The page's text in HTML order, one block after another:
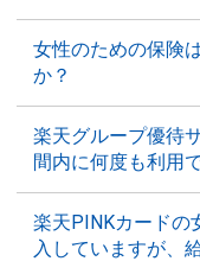
女性のための保険
か？
楽天グループ優待
間内に何度も利用
楽天PINKカードの
入していますが、